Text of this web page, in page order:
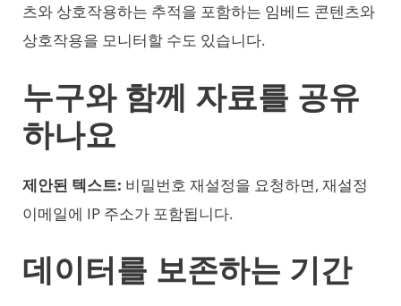
츠와 상호작용하는 추적을 포함하는 임베드 콘텐츠와
상호작용을 모니터할 수도 있습니다.
누구와 함께 자료를 공유
하나요
제안된 텍스트: 비밀번호 재설정을 요청하면, 재설정
이메일에 IP 주소가 포함됩니다.
데이터를 보존하는 기간